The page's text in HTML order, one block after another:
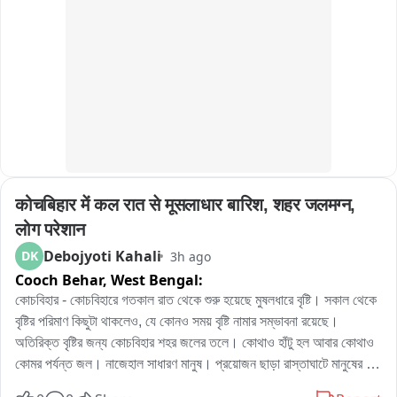
कोचबिहार में कल रात से मूसलाधार बारिश, शहर जलमग्न,
लोग परेशान
DK Debojyoti Kahali 3h ago
Cooch Behar, West Bengal:
কোচবিহার - কোচবিহারে গতকাল রাত থেকে শুরু হয়েছে মুষলধারে বৃষ্টি। সকাল থেকে
বৃষ্টির পরিমাণ কিছুটা থাকলেও, যে কোনও সময় বৃষ্টি নামার সম্ভাবনা রয়েছে।
অতিরিক্ত বৃষ্টির জন্য কোচবিহার শহর জলের তলে। কোথাও হাঁটু হল আবার কোথাও
কোমর পর্যন্ত জল। নাজেহাল সাধারণ মানুষ। প্রয়োজন ছাড়া রাস্তাঘাটে মানুষের